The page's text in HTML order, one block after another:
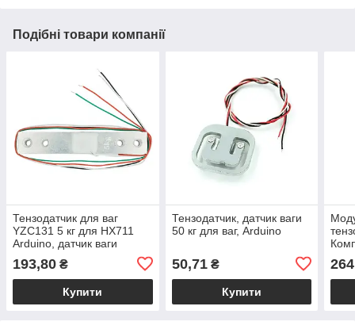
Подібні товари компанії
Тензодатчик для ваг
YZC131 5 кг для HX711
Arduino, датчик ваги
193,80 ₴
Купити
Тензодатчик, датчик ваги
50 кг для ваг, Arduino
50,71₴
Купити